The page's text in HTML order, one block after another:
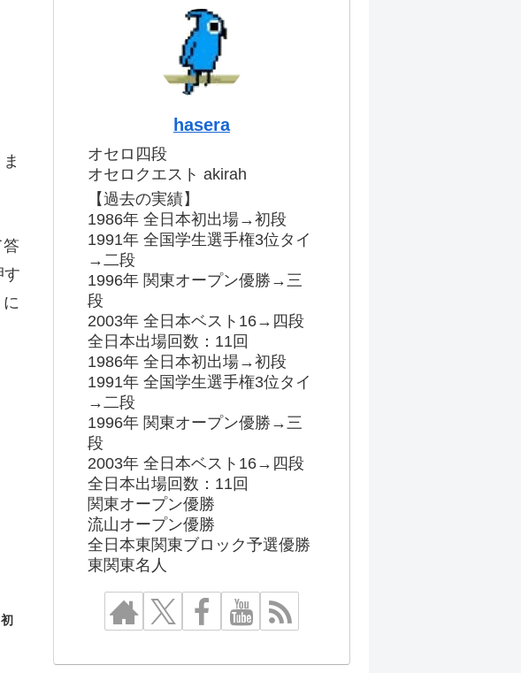
答
す
hasera
オセロ四段
オセロクエスト akirah
【過去の実績】
1986年 全日本初出場→初段
1991年 全国学生選手権3位タイ
→二段
1996年 関東オープン優勝→三
段
2003年 全日本ベスト16→四段
全日本出場回数：11回
1986年 全日本初出場→初段
1991年 全国学生選手権3位タイ
→二段
1996年 関東オープン優勝→三
段
2003年 全日本ベスト16→四段
全日本出場回数：11回
関東オープン優勝
流山オープン優勝
全日本東関東ブロック予選優勝
東関東名人